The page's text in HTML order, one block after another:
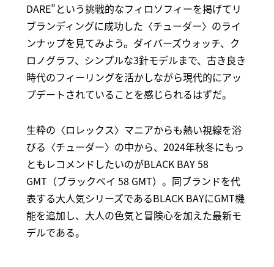
DARE”という挑戦的なフィロソフィーを掲げてリ
ブランディングに成功した〈チューダー〉のライ
ンナップを見てみよう。ダイバーズウォッチ、ク
ロノグラフ、シンプルな3針モデルまで、古き良き
時代のフィーリングを活かしながら現代的にアッ
プデートされていることを感じられるはずだ。
生粋の〈ロレックス〉マニアからも熱い視線を浴
びる〈チューダー〉の中から、2024年秋冬にもっ
ともレコメンドしたいのがBLACK BAY 58
GMT（ブラックベイ 58 GMT）。同ブランドを代
表する大人気シリーズであるBLACK BAYにGMT機
能を追加し、大人の色気と冒険心を加えた最新モ
デルである。